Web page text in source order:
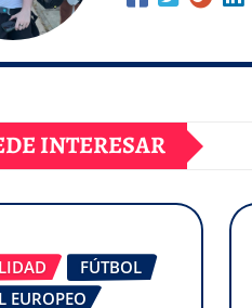
INTERESAR
FÚTBOL
EUROPEO